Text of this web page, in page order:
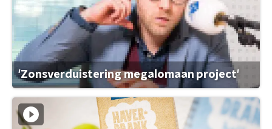
'Zonsverduistering megalomaan project'